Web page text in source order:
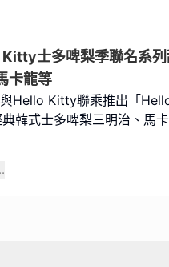
士多啤梨季聯名系
卡龍等
Hello Kitty聯乘推出「
韓式士多啤梨三明治、馬